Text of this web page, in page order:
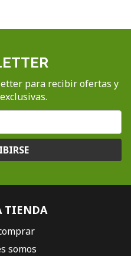
para recibir ofertas y
TIENDA
somos